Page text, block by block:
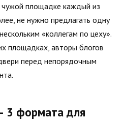
чужой площадке каждый из
не нужно предлагать одну
«коллегам по цеху».
площадках, авторы блогов
перед непорядочным
3 формата для